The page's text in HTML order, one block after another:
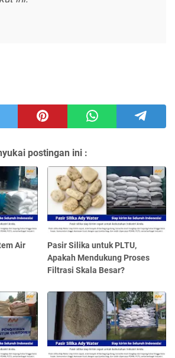
postingan ini :
Air
Pasir Silika untuk PLTU,
Apakah Mendukung Proses
Filtrasi Skala Besar?